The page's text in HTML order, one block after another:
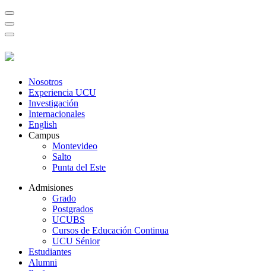
Nosotros
Experiencia UCU
Investigación
Internacionales
English
Campus
Montevideo
Salto
Punta del Este
Admisiones
Grado
Postgrados
UCUBS
Cursos de Educación Continua
UCU Sénior
Estudiantes
Alumni